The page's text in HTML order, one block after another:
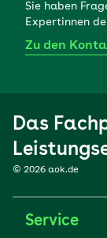
Sie haben
Expertinnen
Zu den
Das
© 2026 aok.de
Service